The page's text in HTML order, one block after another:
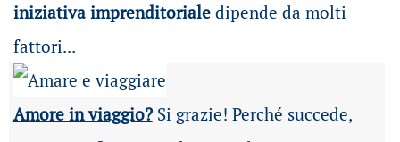
iniziativa imprenditorialedipende da molti
fattori...
Amore in viaggio?Si grazie! Perché succede,